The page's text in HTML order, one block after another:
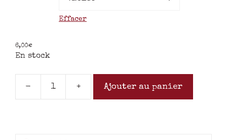
Effacer
6,00€
En stock
- + Ajouter au panier